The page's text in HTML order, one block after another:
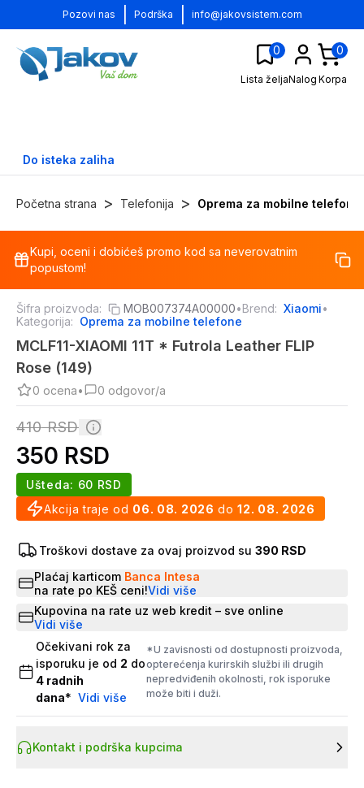
Pozovi nas Podrška info@jakovsistem.com
0
Lista željaNalog
0
Korpa
Do isteka zaliha
Početna strana > Telefonija > Oprema za mobilne telefone
%
Kupi, oceni i dobićeš promo kod sa neverovatnim
popustom!
Šifra proizvoda: MOB007374A00000•Brend: Xiaomi•
Kategorija: Oprema za mobilne telefone
MCLF11-XIAOMI 11T * Futrola Leather FLIP
Rose (149)
0 ocena• 0 odgovor/a
410RSD
350 RSD
Akcija traje od 06. 08. 2026 do 12. 08. 2026
Ušteda: 60 RSD
Troškovi dostave za ovaj proizvod su 390 RSD
Plaćaj karticom Banca Intesa
na rate po KEŠ ceni!Vidi više
Kupovina na rate uz web kredit – sve online
Vidi više
Očekivani rok za
isporuku je od 2 do
4 radnih
dana* Vidi više
*U zavisnosti od dostupnosti proizvoda,
opterećenja kurirskih službi ili drugih
nepredviđenih okolnosti, rok isporuke
može biti i duži.
Kontakt i podrška kupcima